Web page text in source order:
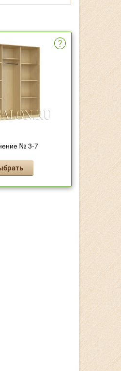
№ 3-7